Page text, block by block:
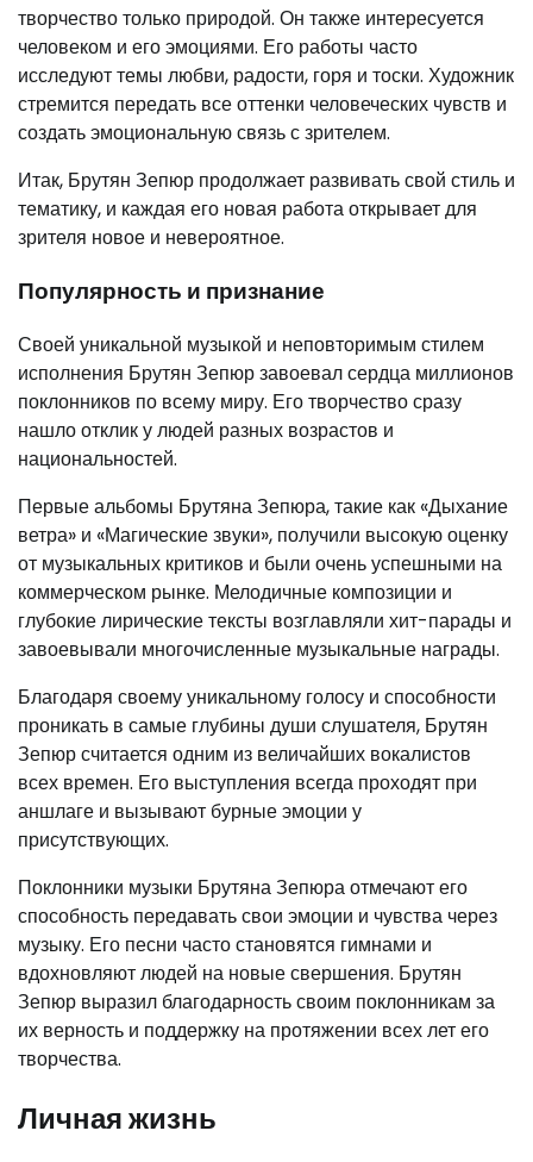
творчество только природой. Он также интересуется
человеком и его эмоциями. Его работы часто
исследуют темы любви, радости, горя и тоски. Художник
стремится передать все оттенки человеческих чувств и
создать эмоциональную связь с зрителем.
Итак, Брутян Зепюр продолжает развивать свой стиль и
тематику, и каждая его новая работа открывает для
зрителя новое и невероятное.
Популярность и признание
Своей уникальной музыкой и неповторимым стилем
исполнения Брутян Зепюр завоевал сердца миллионов
поклонников по всему миру. Его творчество сразу
нашло отклик у людей разных возрастов и
национальностей.
Первые альбомы Брутяна Зепюра, такие как «Дыхание
ветра» и «Магические звуки», получили высокую оценку
от музыкальных критиков и были очень успешными на
коммерческом рынке. Мелодичные композиции и
глубокие лирические тексты возглавляли хит-парады и
завоевывали многочисленные музыкальные награды.
Благодаря своему уникальному голосу и способности
проникать в самые глубины души слушателя, Брутян
Зепюр считается одним из величайших вокалистов
всех времен. Его выступления всегда проходят при
аншлаге и вызывают бурные эмоции у
присутствующих.
Поклонники музыки Брутяна Зепюра отмечают его
способность передавать свои эмоции и чувства через
музыку. Его песни часто становятся гимнами и
вдохновляют людей на новые свершения. Брутян
Зепюр выразил благодарность своим поклонникам за
их верность и поддержку на протяжении всех лет его
творчества.
Личная жизнь